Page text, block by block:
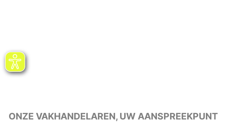
ONZE VAKHANDELAREN, UW AANSPREEKPUNT